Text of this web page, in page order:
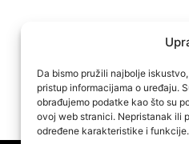
Da bismo pružili najbolje
pristup informacijama o uređaju.
obrađujemo podatke kao što su
ovoj web stranici. Nepristanak ili
određene karakteristike i funkcije.